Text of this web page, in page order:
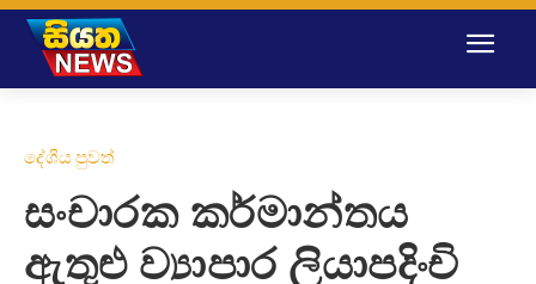
දේශීය පුවත්
සංචාරක කර්මාන්තය
ඇතුළු ව්‍යාපාර ලියාපදිංචි